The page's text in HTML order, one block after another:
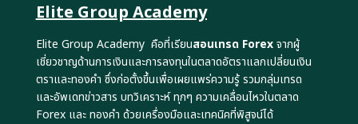
Elite Group Academy
Elite Group Academy คือที่เรียนสอนเทรด Forexจากผู้
เชี่ยวชาญด้านการเงินและการลงทุนในตลาดอัตราแลกเปลี่ยนเงิน
ตราและทองคำ ซึ่งก่อตั้งขึ้นเพื่อเผยแพร่ความรู้ รวมกลุ่มเทรด
และอัพเดทข่าวสาร บทวิเคราะห์ ทุกๆ ความเคลื่อนไหวในตลาด
Forex และ ทองคำ ด้วยเครื่องมือและเทคนิคที่พิสูจน์ได้